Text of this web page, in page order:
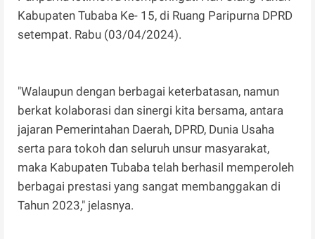
Kabupaten Tubaba Ke- 15, di Ruang Paripurna DPRD
setempat. Rabu (03/04/2024).
"Walaupun dengan berbagai keterbatasan, namun
berkat kolaborasi dan sinergi kita bersama, antara
jajaran Pemerintahan Daerah, DPRD, Dunia Usaha
serta para tokoh dan seluruh unsur masyarakat,
maka Kabupaten Tubaba telah berhasil memperoleh
berbagai prestasi yang sangat membanggakan di
Tahun 2023," jelasnya.